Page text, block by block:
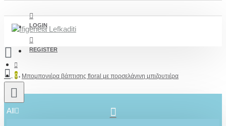
LOGIN
REGISTER
0
All
Μπομπονιέρα βάπτισης floral με πορσελάνινη μπιζουτιέρα